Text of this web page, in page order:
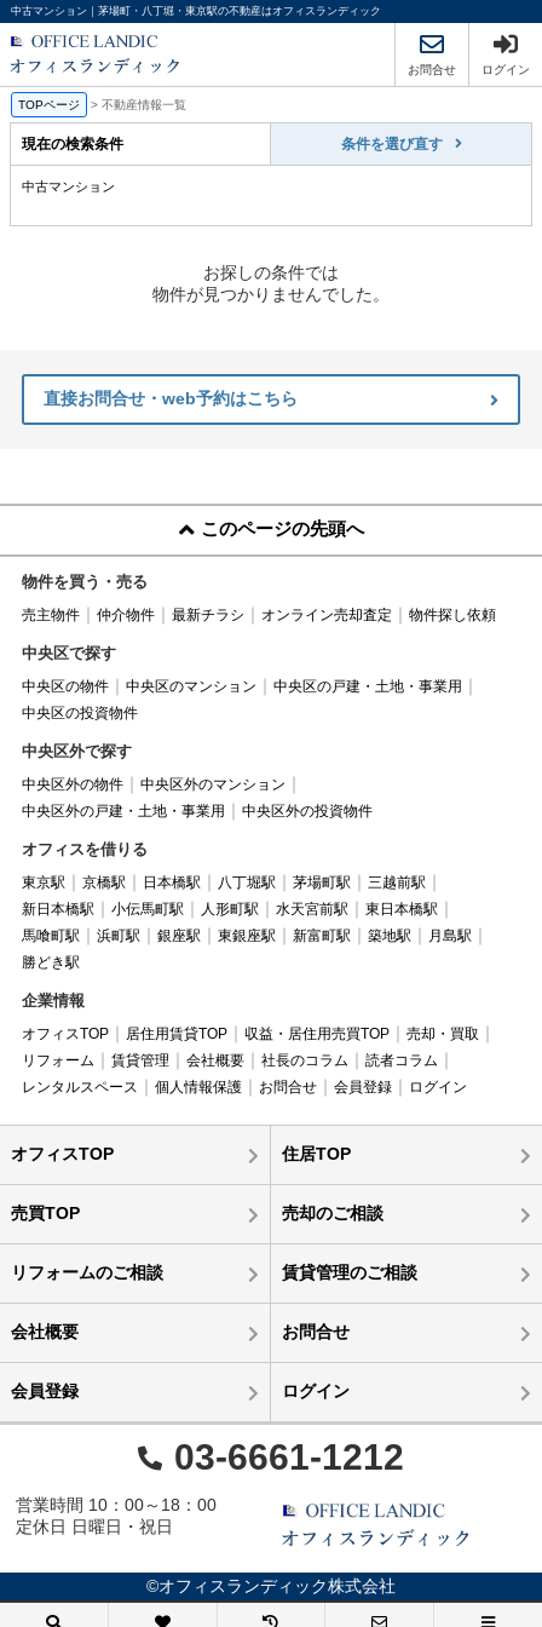
中古マンション｜茅場町・八丁堀・東京駅の不動産はオフィスランディック
お問合せ ログイン
TOPページ > 不動産情報一覧
現在の検索条件 条件を選び直す
中古マンション
お探しの条件では
物件が見つかりませんでした。
直接お問合せ・web予約はこちら
このページの先頭へ
物件を買う・売る
売主物件 仲介物件 最新チラシ オンライン売却査定 物件探し依頼
中央区で探す
中央区の物件 中央区のマンション
中央区の戸建・土地・事業用
中央区の投資物件
中央区外で探す
中央区外の物件
中央区外のマンション
中央区外の戸建・土地・事業用
中央区外の投資物件
オフィスを借りる
東京駅 京橋駅 日本橋駅 八丁堀駅 茅場町駅
三越前駅
新日本橋駅
小伝馬町駅 人形町駅 水天宮前駅
東日本橋駅
馬喰町駅
浜町駅 銀座駅 東銀座駅 新富町駅 築地駅
月島駅
勝どき駅
企業情報
オフィスTOP 居住用賃貸TOP 収益・居住用売買TOP
売却・買取
リフォーム
賃貸管理 会社概要 社長のコラム
読者コラム
レンタルスペース
個人情報保護 お問合せ 会員登録 ログイン
オフィスTOP 住居TOP
売買TOP 売却のご相談
リフォームのご相談 賃貸管理のご相談
会社概要 お問合せ
会員登録 ログイン
03-6661-1212
営業時間 10：00～18：00
定休日 日曜日・祝日
©オフィスランディック株式会社